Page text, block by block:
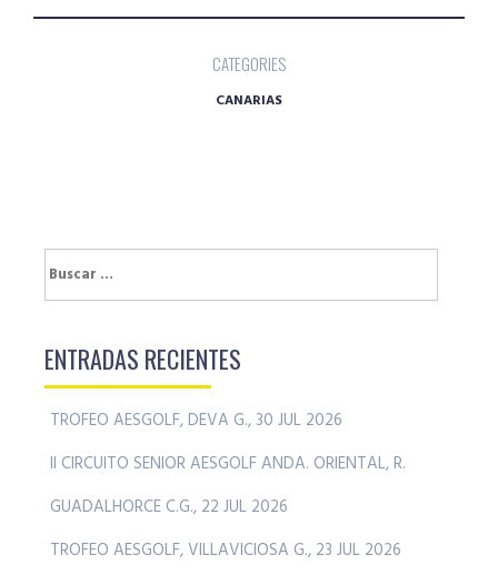
CATEGORIES
CANARIAS
Buscar:
ENTRADAS RECIENTES
TROFEO AESGOLF, DEVA G., 30 JUL 2026
II CIRCUITO SENIOR AESGOLF ANDA. ORIENTAL, R.
GUADALHORCE C.G., 22 JUL 2026
TROFEO AESGOLF, VILLAVICIOSA G., 23 JUL 2026